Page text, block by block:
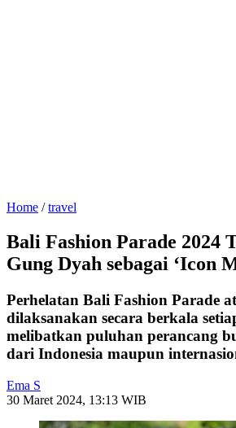
Home /travel
Bali Fashion Parade 2024
Gung Dyah sebagai ‘Icon
Perhelatan Bali Fashion Parade
dilaksanakan secara berkala
melibatkan puluhan perancang
dari Indonesia maupun
Ema S
30 Maret 2024, 13:13 WIB